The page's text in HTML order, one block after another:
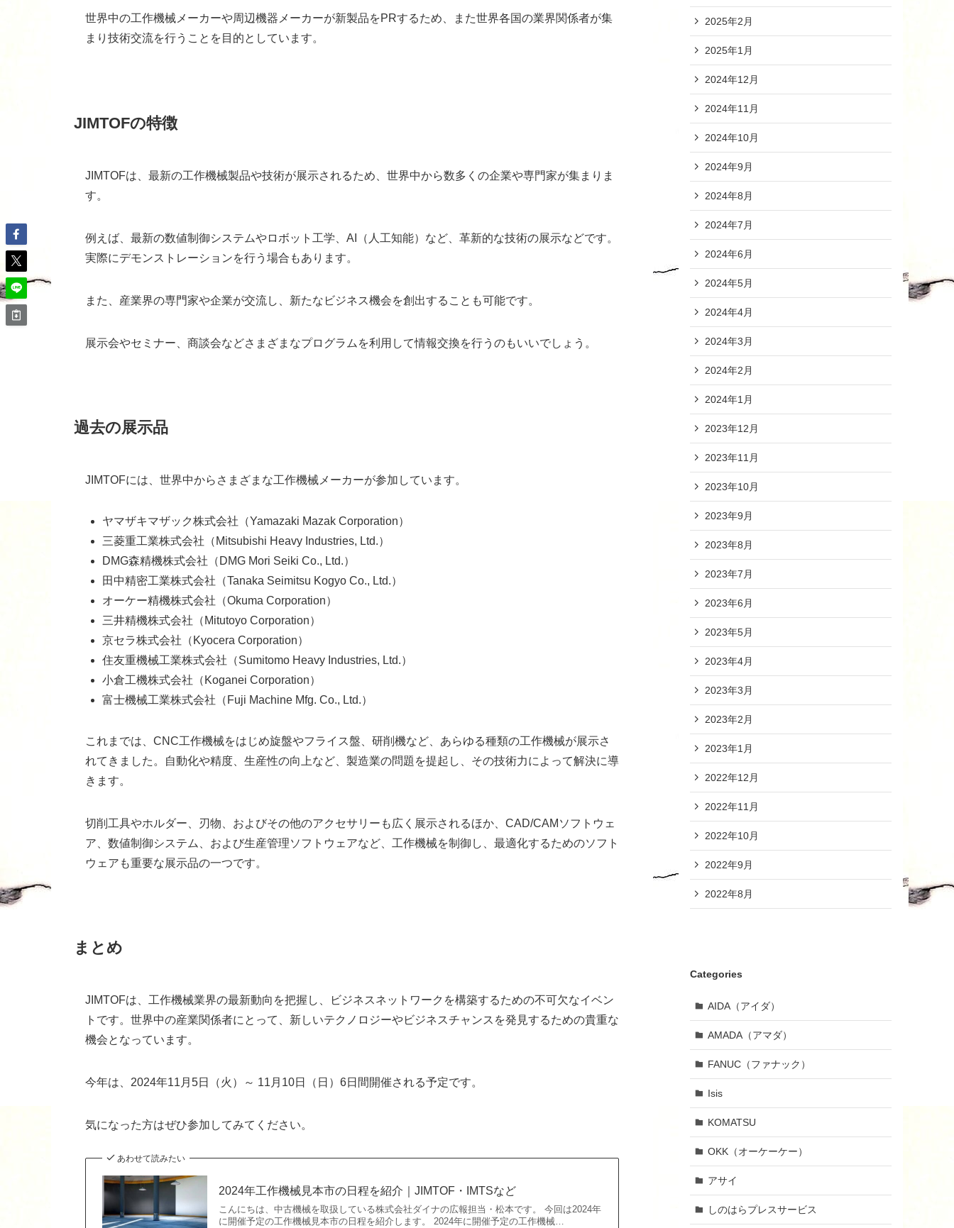
世界中の工作機械メーカーや周辺機器メーカーが新製品をPRするため、また世界各国の業界関係者が集
まり技術交流を行うことを目的としています。
JIMTOFの特徴
JIMTOFは、最新の工作機械製品や技術が展示されるため、世界中から数多くの企業や専門家が集まりま
す。
例えば、最新の数値制御システムやロボット工学、AI（人工知能）など、革新的な技術の展示などです。
実際にデモンストレーションを行う場合もあります。
また、産業界の専門家や企業が交流し、新たなビジネス機会を創出することも可能です。
展示会やセミナー、商談会などさまざまなプログラムを利用して情報交換を行うのもいいでしょう。
過去の展示品
JIMTOFには、世界中からさまざまな工作機械メーカーが参加しています。
ヤマザキマザック株式会社（Yamazaki Mazak Corporation）
三菱重工業株式会社（Mitsubishi Heavy Industries, Ltd.）
DMG森精機株式会社（DMG Mori Seiki Co., Ltd.）
田中精密工業株式会社（Tanaka Seimitsu Kogyo Co., Ltd.）
オーケー精機株式会社（Okuma Corporation）
三井精機株式会社（Mitutoyo Corporation）
京セラ株式会社（Kyocera Corporation）
住友重機械工業株式会社（Sumitomo Heavy Industries, Ltd.）
小倉工機株式会社（Koganei Corporation）
富士機械工業株式会社（Fuji Machine Mfg. Co., Ltd.）
これまでは、CNC工作機械をはじめ旋盤やフライス盤、研削機など、あらゆる種類の工作機械が展示さ
れてきました。自動化や精度、生産性の向上など、製造業の問題を提起し、その技術力によって解決に導
きます。
切削工具やホルダー、刃物、およびその他のアクセサリーも広く展示されるほか、CAD/CAMソフトウェ
ア、数値制御システム、および生産管理ソフトウェアなど、工作機械を制御し、最適化するためのソフト
ウェアも重要な展示品の一つです。
まとめ
JIMTOFは、工作機械業界の最新動向を把握し、ビジネスネットワークを構築するための不可欠なイベン
トです。世界中の産業関係者にとって、新しいテクノロジーやビジネスチャンスを発見するための貴重な
機会となっています。
今年は、2024年11月5日（火）～ 11月10日（日）6日間開催される予定です。
気になった方はぜひ参加してみてください。
あわせて読みたい
2024年工作機械見本市の日程を紹介｜JIMTOF・IMTSなど
こんにちは、中古機械を取扱している株式会社ダイナの広報担当・松本です。 今回は2024年
に開催予定の工作機械見本市の日程を紹介します。 2024年に開催予定の工作機械…
2025年2月
2025年1月
2024年12月
2024年11月
2024年10月
2024年9月
2024年8月
2024年7月
2024年6月
2024年5月
2024年4月
2024年3月
2024年2月
2024年1月
2023年12月
2023年11月
2023年10月
2023年9月
2023年8月
2023年7月
2023年6月
2023年5月
2023年4月
2023年3月
2023年2月
2023年1月
2022年12月
2022年11月
2022年10月
2022年9月
2022年8月
Categories
AIDA（アイダ）
AMADA（アマダ）
FANUC（ファナック）
Isis
KOMATSU
OKK（オーケーケー）
アサイ
しのはらプレスサービス